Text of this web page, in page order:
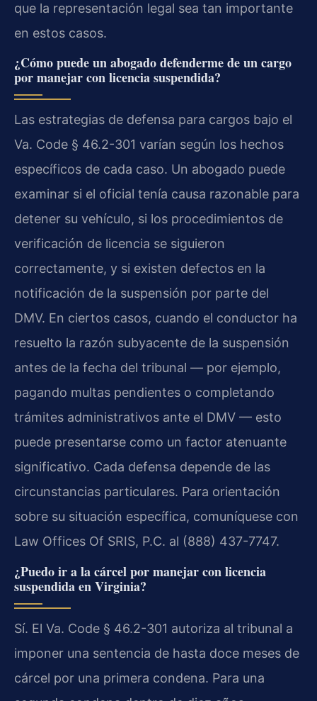
que la representación legal sea tan importante
en estos casos.
¿Cómo puede un abogado defenderme de un cargo
por manejar con licencia suspendida?
Las estrategias de defensa para cargos bajo el
Va. Code § 46.2-301 varían según los hechos
específicos de cada caso. Un abogado puede
examinar si el oficial tenía causa razonable para
detener su vehículo, si los procedimientos de
verificación de licencia se siguieron
correctamente, y si existen defectos en la
notificación de la suspensión por parte del
DMV. En ciertos casos, cuando el conductor ha
resuelto la razón subyacente de la suspensión
antes de la fecha del tribunal — por ejemplo,
pagando multas pendientes o completando
trámites administrativos ante el DMV — esto
puede presentarse como un factor atenuante
significativo. Cada defensa depende de las
circunstancias particulares. Para orientación
sobre su situación específica, comuníquese con
Law Offices Of SRIS, P.C. al (888) 437-7747.
¿Puedo ir a la cárcel por manejar con licencia
suspendida en Virginia?
Sí. El Va. Code § 46.2-301 autoriza al tribunal a
imponer una sentencia de hasta doce meses de
cárcel por una primera condena. Para una